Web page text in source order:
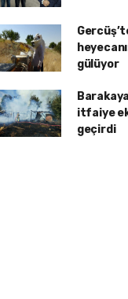
gülüyor
itfaiye
geçirdi